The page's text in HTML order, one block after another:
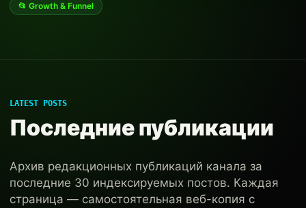
📂 Growth & Funnel
LATEST POSTS
Последние публикации
Архив редакционных публикаций канала за
последние 30 индексируемых постов. Каждая
страница — самостоятельная веб-копия с